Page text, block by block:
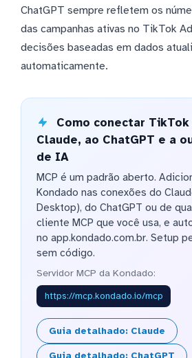
ChatGPT sempre refletem os
das campanhas ativas no TikTok
decisões baseadas em dados
automaticamente.
Como conectar TikTok
Claude, ao ChatGPT e a
de IA
MCP é um padrão aberto.
Kondado nas conexões do
Desktop), do ChatGPT ou de
cliente MCP que você usa, e
no app.kondado.com.br. Setup
sem código.
Servidor MCP da Kondado:
https://mcp.kondado.io/mcp
Guia detalhado: Claude
Guia detalhado: ChatGPT